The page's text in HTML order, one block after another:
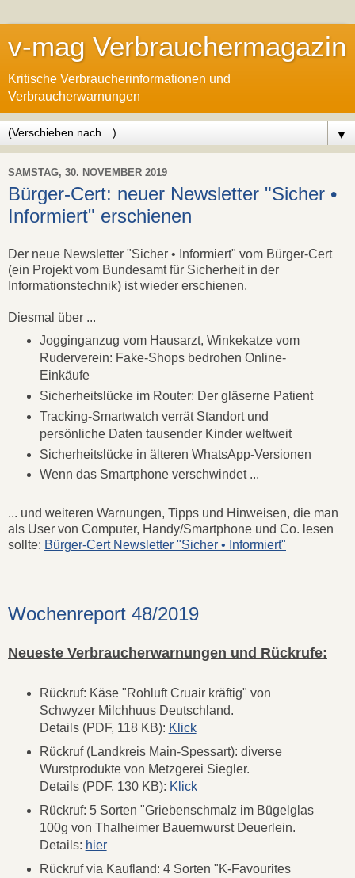
v-mag Verbrauchermagazin
Kritische Verbraucherinformationen und
Verbraucherwarnungen
▼
SAMSTAG, 30. NOVEMBER 2019
Bürger-Cert: neuer Newsletter "Sicher •
Informiert" erschienen
Der neue Newsletter "Sicher • Informiert" vom Bürger-Cert
(ein Projekt vom Bundesamt für Sicherheit in der
Informationstechnik) ist wieder erschienen.
Diesmal über ...
Jogginganzug vom Hausarzt, Winkekatze vom
Ruderverein: Fake-Shops bedrohen Online-
Einkäufe
Sicherheitslücke im Router: Der gläserne Patient
Tracking-Smartwatch verrät Standort und
persönliche Daten tausender Kinder weltweit
Sicherheitslücke in älteren WhatsApp-Versionen
Wenn das Smartphone verschwindet ...
... und weiteren Warnungen, Tipps und Hinweisen, die man
als User von Computer, Handy/Smartphone und Co. lesen
sollte: Bürger-Cert Newsletter "Sicher • Informiert"
Wochenreport 48/2019
Neueste Verbraucherwarnungen und Rückrufe:
Rückruf: Käse "Rohluft Cruair kräftig" von
Schwyzer Milchhuus Deutschland.
Details (PDF, 118 KB): Klick
Rückruf (Landkreis Main-Spessart): diverse
Wurstprodukte von Metzgerei Siegler.
Details (PDF, 130 KB): Klick
Rückruf: 5 Sorten "Griebenschmalz im Bügelglas
100g von Thalheimer Bauernwurst Deuerlein.
Details: hier
Rückruf via Kaufland: 4 Sorten "K-Favourites